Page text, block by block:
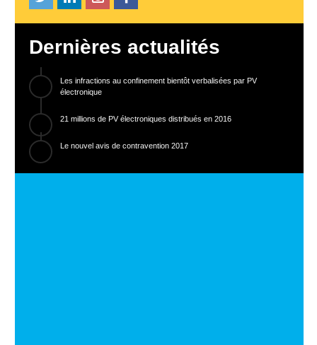
Dernières actualités
Les infractions au confinement bientôt verbalisées par PV
électronique
21 millions de PV électroniques distribués en 2016
Le nouvel avis de contravention 2017